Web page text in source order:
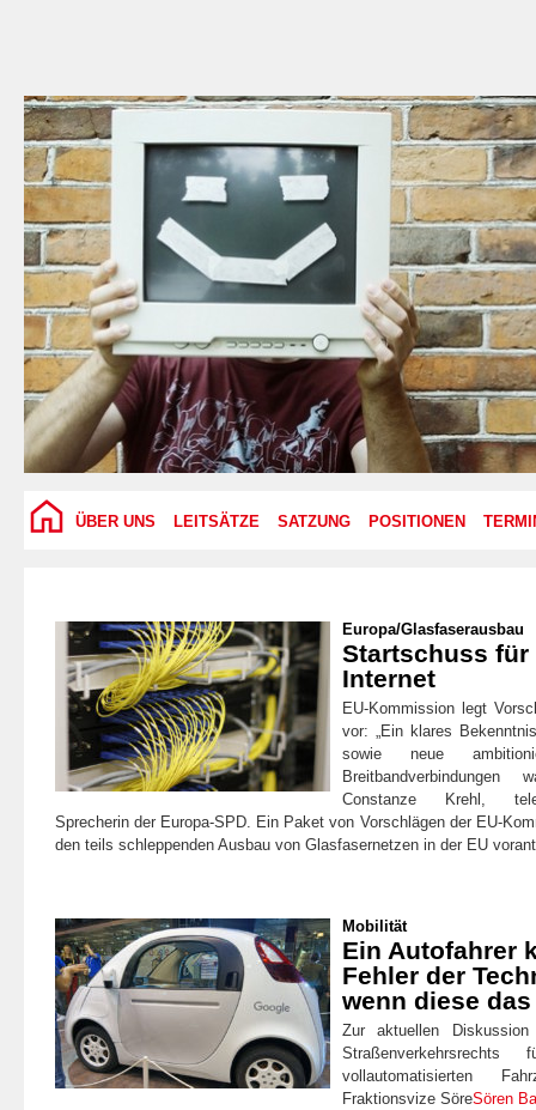
ÜBER UNS LEITSÄTZE SATZUNG POSITIONEN
Europa/Glasfaserausbau
Startschuss
Internet
EU-Kommission legt
vor: „Ein klares
sowie neue
Breitbandverbindungen
Constanze Krehl,
Sprecherin der Europa-SPD. Ein Paket von Vorschlägen der EU-
den teils schleppenden Ausbau von Glasfasernetzen in der EU
Mobilität
Ein Autofahrer
Fehler der
wenn diese
Zur aktuellen
vollautomatisierten
Fraktionsvize SöreSören